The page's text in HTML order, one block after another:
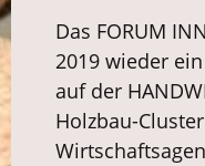
Das FORUM
2019 wieder
auf der
Holzbau-